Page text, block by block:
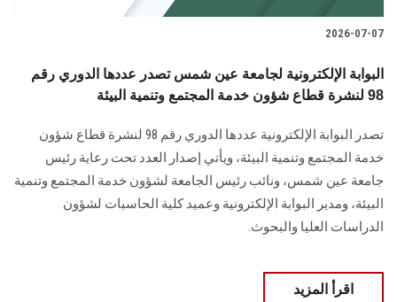
2026-07-07
البوابة الإلكترونية لجامعة عين شمس تصدر عددها الدوري رقم
98 لنشرة قطاع شؤون خدمة المجتمع وتنمية البيئة
تصدر البوابة الإلكترونية عددها الدوري رقم 98 لنشرة قطاع شؤون
خدمة ‏المجتمع وتنمية البيئة‎، ويأتي إصدار العدد تحت رعاية رئيس
جامعة عين شمس، ونائب رئيس الجامعة لشؤون خدمة المجتمع وتنمية
البيئة، و‏مدير البوابة الإلكترونية وعميد كلية الحاسبات لشؤون
الدراسات العليا ‏والبحوث‎.‎
اقرأ المزيد